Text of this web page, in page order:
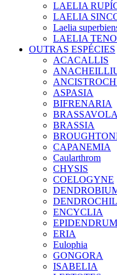
LAELIA
LAELIA
Laelia
LAELIA
OUTRAS ESPÉCIES
ACACALLIS
ASPASIA
BIFRENARIA
BRASSAVOLA
BRASSIA
CAPANEMIA
Caularthrom
CHYSIS
COELOGYNE
ENCYCLIA
EPIDENDRUM
ERIA
Eulophia
GONGORA
ISABELIA